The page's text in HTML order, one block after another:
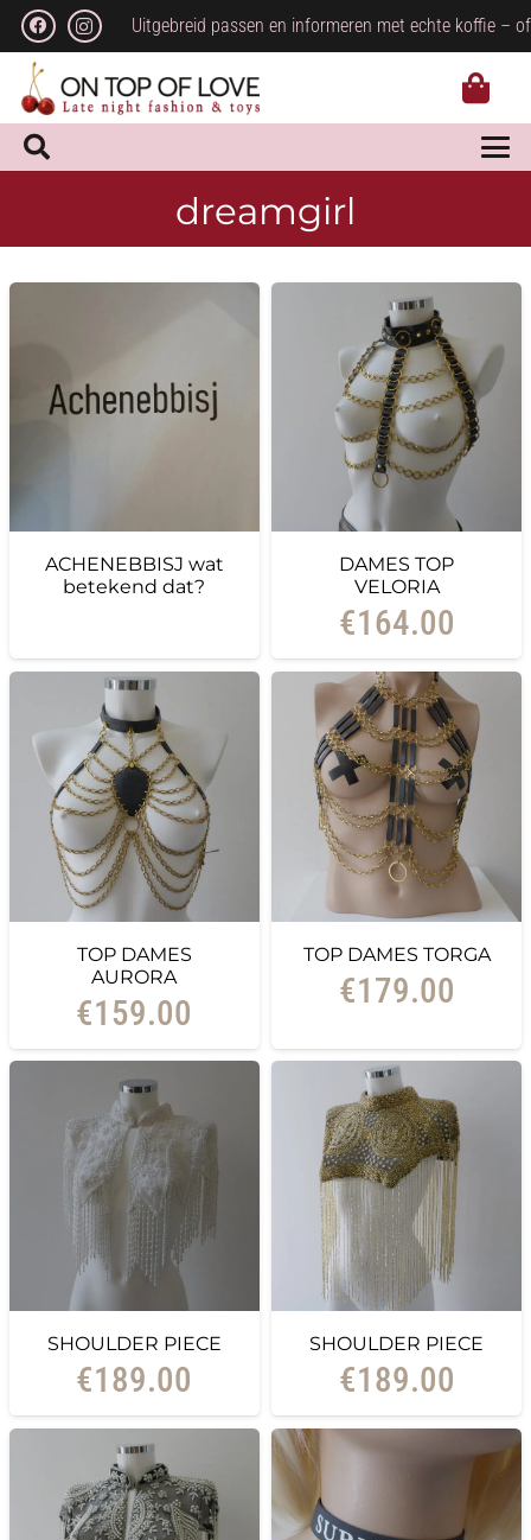
Uitgebreid passen en informeren met echte koffie –
dreamgirl
ACHENEBBISJ wat
betekend dat?
DAMES TOP
VELORIA
€164.00
TOP DAMES
AURORA
€159.00
TOP DAMES TORGA
€179.00
SHOULDER PIECE
€189.00
SHOULDER PIECE
€189.00